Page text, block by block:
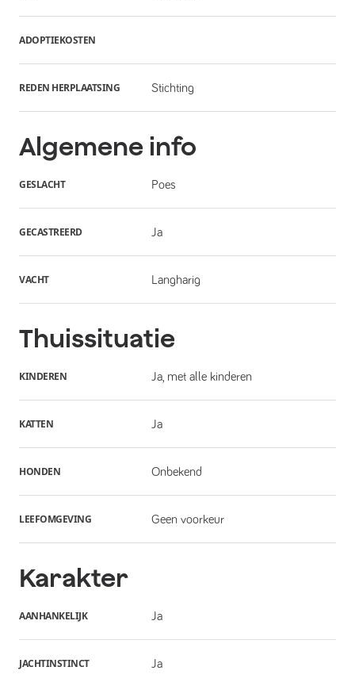
ADOPTIEKOSTEN
REDEN HERPLAATSING Stichting
Algemene info
GESLACHT Poes
GECASTREERD Ja
VACHT Langharig
Thuissituatie
KINDEREN Ja, met alle kinderen
KATTEN Ja
HONDEN Onbekend
LEEFOMGEVING Geen voorkeur
Karakter
AANHANKELIJK Ja
JACHTINSTINCT Ja